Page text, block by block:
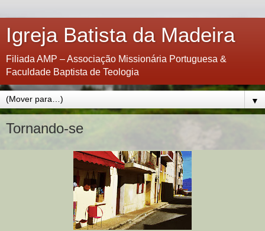
Igreja Batista da Madeira
Filiada AMP – Associação Missionária Portuguesa &
Faculdade Baptista de Teologia
▼
Tornando-se